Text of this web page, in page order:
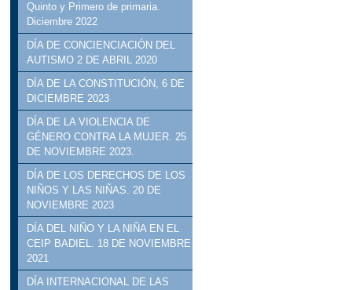
Quinto y Primero de primaria.
Diciembre 2022
DÍA DE CONCIENCIACIÓN DEL
AUTISMO 2 DE ABRIL 2020
DÍA DE LA CONSTITUCIÓN, 6 DE
DICIEMBRE 2023
DÍA DE LA VIOLENCIA DE
GÉNERO CONTRA LA MUJER. 25
DE NOVIEMBRE 2023.
DÍA DE LOS DERECHOS DE LOS
NIÑOS Y LAS NIÑAS. 20 DE
NOVIEMBRE 2023
DÍA DEL NIÑO Y LA NIÑA EN EL
CEIP BADIEL. 18 DE NOVIEMBRE
2021
DÍA INTERNACIONAL DE LAS